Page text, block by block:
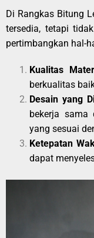
Di Rangkas Bitung
tersedia, tetapi
pertimbangkan hal-
Kualitas
berkualitas
Desain yang
bekerja sama
yang sesuai
Ketepatan
dapat